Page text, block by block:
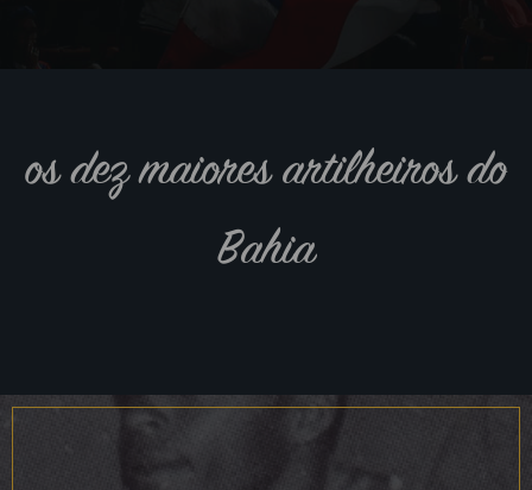
os dez maiores artilheiros do
Bahia